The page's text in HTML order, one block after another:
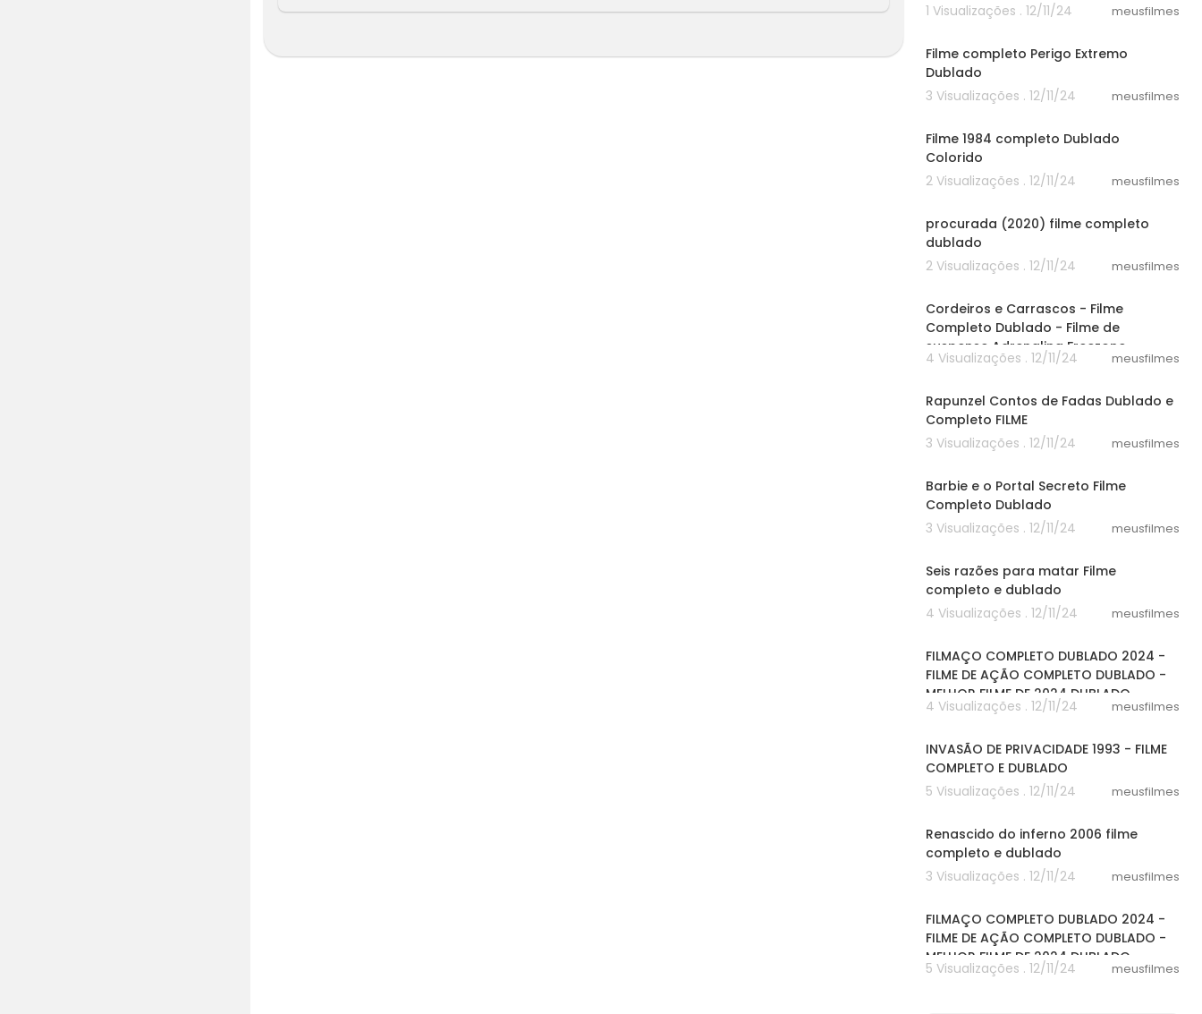
1 Visualizações . 12/11/24
meusfilmes
Filme completo Perigo Extremo
Dublado
3 Visualizações . 12/11/24
meusfilmes
Filme 1984 completo Dublado
Colorido
2 Visualizações . 12/11/24
meusfilmes
procurada (2020) filme completo
dublado
2 Visualizações . 12/11/24
meusfilmes
Cordeiros e Carrascos - Filme
Completo Dublado - Filme de
suspense Adrenalina Freezone
4 Visualizações . 12/11/24 meusfilmes
Rapunzel Contos de Fadas Dublado e
Completo FILME
3 Visualizações . 12/11/24
meusfilmes
Barbie e o Portal Secreto Filme
Completo Dublado
3 Visualizações . 12/11/24
meusfilmes
Seis razões para matar Filme
completo e dublado
4 Visualizações . 12/11/24
meusfilmes
FILMAÇO COMPLETO DUBLADO 2024 -
FILME DE AÇÃO COMPLETO DUBLADO -
MELHOR FILME DE 2024 DUBLADO
4 Visualizações . 12/11/24 meusfilmes
INVASÃO DE PRIVACIDADE 1993 - FILME
COMPLETO E DUBLADO
5 Visualizações . 12/11/24
meusfilmes
Renascido do inferno 2006 filme
completo e dublado
3 Visualizações . 12/11/24
meusfilmes
FILMAÇO COMPLETO DUBLADO 2024 -
FILME DE AÇÃO COMPLETO DUBLADO -
MELHOR FILME DE 2024 DUBLADO
5 Visualizações . 12/11/24 meusfilmes